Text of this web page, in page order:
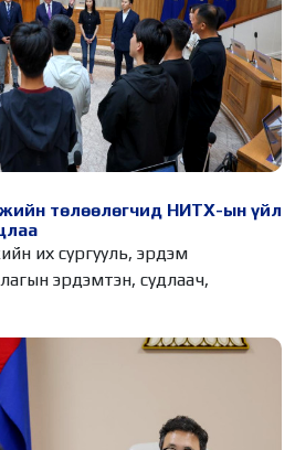
төлөөлөгчид НИТХ-ын үйл
их сургууль, эрдэм
эрдэмтэн, судлаач,